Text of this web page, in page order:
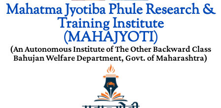
Mahatma Jyotiba Phule Research &
Training Institute
(MAHAJYOTI)
(An Autonomous Institute of The Other Backward Class
Bahujan Welfare Department, Govt. of Maharashtra)